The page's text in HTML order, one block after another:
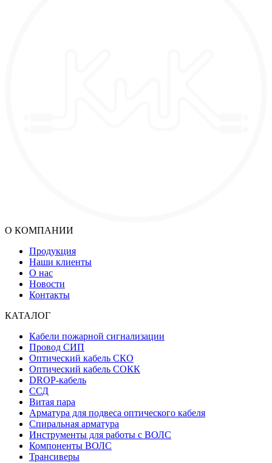
О КОМПАНИИ
Продукция
Наши клиенты
О нас
Новости
Контакты
КАТАЛОГ
Кабели пожарной сигнализации
Провод СИП
Оптический кабель СКО
Оптический кабель СОКК
DROP-кабель
ССД
Витая пара
Арматура для подвеса оптического кабеля
Спиральная арматура
Инструменты для работы с ВОЛС
Компоненты ВОЛС
Трансиверы